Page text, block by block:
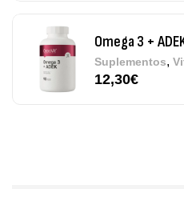
Pure
Desporto,
7,50€